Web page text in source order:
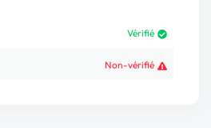
Vérifié
Non-vérifié